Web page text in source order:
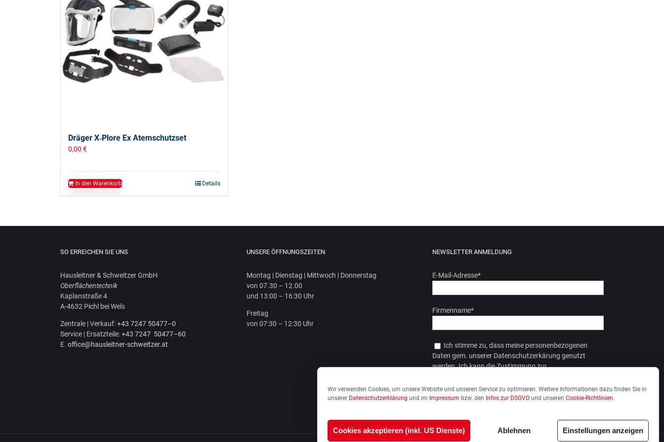
Wir verwenden Cookies, um unsere Website und unseren Service zu optimieren. Weitere Informationen dazu finden Sie in
unserer Datenschutzerklärung und im Impressum bzw. den Infos zur DSGVO und unseren Cookie-Richtlinien.
Cookies akzeptieren (inkl. US Dienste) Ablehnen Einstellungen anzeigen
Dräger X‑Plore Ex Atemschutzset
0,00 €
In den Warenkorb Details
SO ERREICHEN SIE UNS
Haus­leit­ner & Schweit­zer GmbH
Ober­flä­chen­tech­nik
Kaplan­stra­ße 4
A‑4632 Pichl bei Wels
Zen­tra­le | Ver­kauf:+43 7247 50477–0
Ser­vice | Ersatz­tei­le:+43 7247 50477–60
E. office@hausleitner-schweitzer.at
UNSERE ÖFFNUNGSZEITEN
Mon­tag | Diens­tag | Mitt­woch | Donnerstag
von 07.30 – 12.00
und 13:00 – 16:30 Uhr
Frei­tag
von 07:30 – 12:30 Uhr
NEWSLETTER ANMELDUNG
E-Mail-Adresse*
Firmenname*
Ich stimme zu, dass meine personenbezogenen
Daten gem. unserer Datenschutzerkärung genutzt
werden. Ich kann die Zustimmung zur